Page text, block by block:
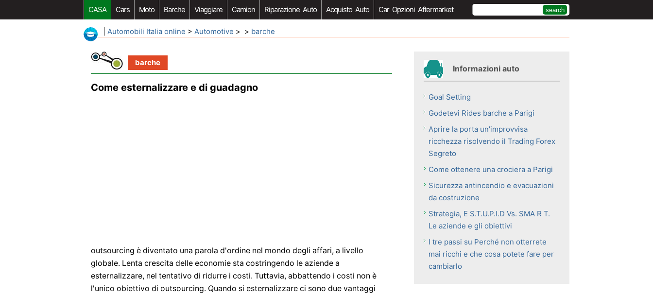
CASA Cars Moto Barche Viaggiare Camion Riparazione Auto Acquisto Auto Car Opzioni Aftermarket
Automobili Italia online > Automotive > > barche
barche
Come esternalizzare e di guadagno
outsourcing è diventato una parola d'ordine nel mondo degli affari, a livello
globale. Lenta crescita delle economie sta costringendo le aziende a
esternalizzare, nel tentativo di ridurre i costi. Tuttavia, abbattendo i costi non è
l'unico obiettivo di outsourcing. Quando si esternalizzare ci sono due vantaggi
Informazioni auto
Goal Setting
Godetevi Rides barche a Parigi
Aprire la porta un'improvvisa
ricchezza risolvendo il Trading Forex
Segreto
Come ottenere una crociera a Parigi
Sicurezza antincendio e evacuazioni
da costruzione
Strategia, E S.T.U.P.I.D Vs. SMA R T.
Le aziende e gli obiettivi
I tre passi su Perché non otterrete
mai ricchi e che cosa potete fare per
cambiarlo